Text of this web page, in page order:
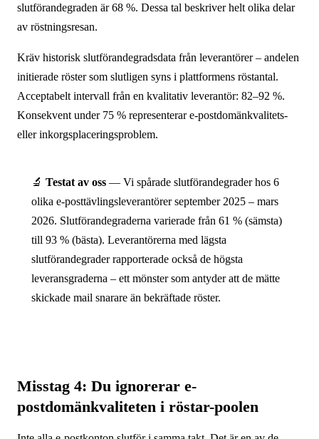
slutförandegraden är 68 %. Dessa tal beskriver helt olika delar
av röstningsresan.
Kräv historisk slutförandegradsdata från leverantörer – andelen
initierade röster som slutligen syns i plattformens röstantal.
Acceptabelt intervall från en kvalitativ leverantör: 82–92 %.
Konsekvent under 75 % representerar e-postdomänkvalitets-
eller inkorgsplaceringsproblem.
🔬 Testat av oss — Vi spårade slutförandegrader hos 6
olika e-posttävlingsleverantörer september 2025 – mars
2026. Slutförandegraderna varierade från 61 % (sämsta)
till 93 % (bästa). Leverantörerna med lägsta
slutförandegrader rapporterade också de högsta
leveransgraderna – ett mönster som antyder att de mätte
skickade mail snarare än bekräftade röster.
Misstag 4: Du ignorerar e-
postdomänkvaliteten i röstar-poolen